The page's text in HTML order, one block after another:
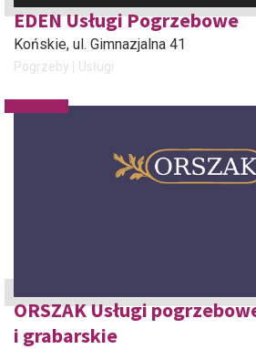
EDEN Usługi Pogrzebowe
Końskie, ul. Gimnazjalna 41
Pogrzeby Usługi
ORSZAK Usługi
i grabarskie